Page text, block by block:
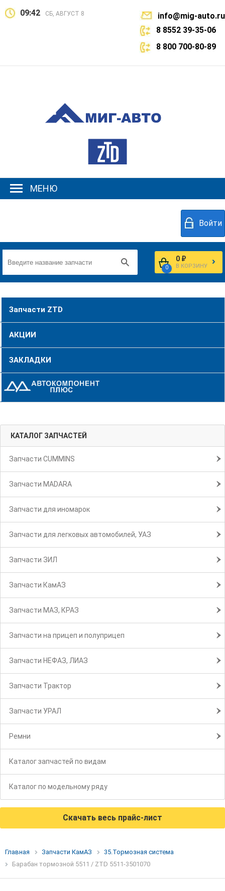
09:42 СБ, АВГУСТ 8
info@mig-auto.ru
8 8552 39-35-06
8 800 700-80-89
МЕНЮ
Войти
0
0 ₽
В КОРЗИНУ
Запчасти ZTD
АКЦИИ
ЗАКЛАДКИ
КАТАЛОГ ЗАПЧАСТЕЙ
Запчасти CUMMINS
Запчасти MADARA
Запчасти для иномарок
Запчасти для легковых автомобилей, УАЗ
Запчасти ЗИЛ
Запчасти КамАЗ
Запчасти МАЗ, КРАЗ
Запчасти на прицеп и полуприцеп
Запчасти НЕФАЗ, ЛИАЗ
Запчасти Трактор
Запчасти УРАЛ
Ремни
Каталог запчастей по видам
Каталог по модельному ряду
Скачать весь прайс-лист
Главная Запчасти КамАЗ
35.Тормозная система
Барабан тормозной 5511 / ZTD 5511-3501070